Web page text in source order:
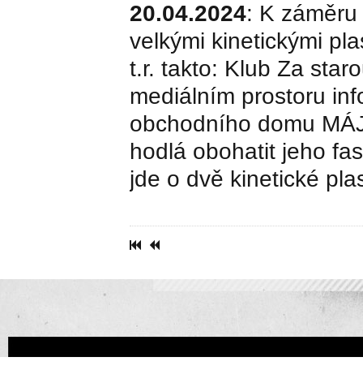
20.04.2024: K
velkými kinetickými
t.r. takto: Klub Za
mediálním prostoru
obchodního domu
hodlá obohatit jeho
jde o dvě kinetické